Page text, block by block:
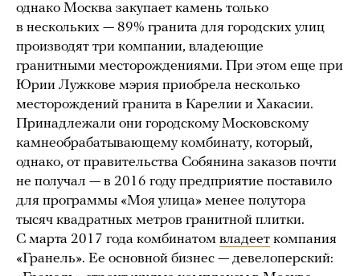
однако Москва закупает камень только
в нескольких — 89% гранита для городских улиц
производят три компании, владеющие
гранитными месторождениями. При этом еще при
Юрии Лужкове мэрия приобрела несколько
месторождений гранита в Карелии и Хакасии.
Принадлежали они городскому Московскому
камнеобрабатывающему комбинату, который,
однако, от правительства Собянина заказов почти
не получал — в 2016 году предприятие поставило
для программы «Моя улица» менее полутора
тысяч квадратных метров гранитной плитки.
С марта 2017 года комбинатом владеет компания
«Гранель». Ее основной бизнес — девелоперский: